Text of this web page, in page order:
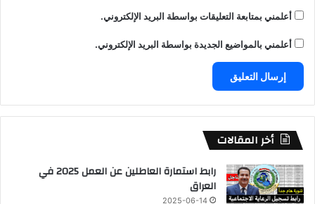
أعلمني بمتابعة التعليقات بواسطة البريد الإلكتروني.
أعلمني بالمواضيع الجديدة بواسطة البريد الإلكتروني.
أخر المقالات
رابط استمارة العاطلين عن العمل 2025 في
العراق
2025-06-14